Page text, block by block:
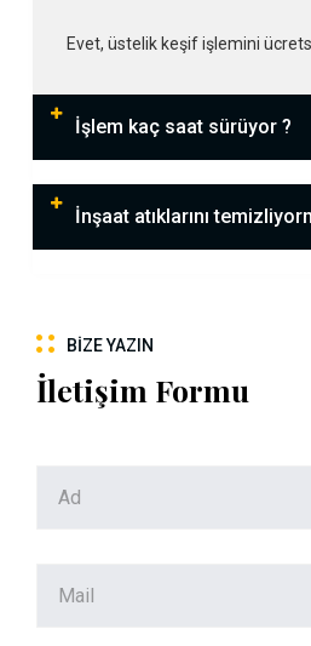
Evet, üstelik keşif işlemini
İşlem kaç saat sürüyor ?
İnşaat atıklarını
BIZE YAZIN
İletişim Formu